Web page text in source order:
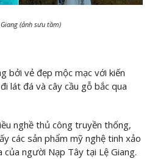
(ảnh sưu tầm)
bởi vẻ đẹp mộc mạc với kiến
lát đá và cây cầu gỗ bắc qua
nghề thủ công truyền thống,
các sản phẩm mỹ nghệ tinh xảo
của người Nạp Tây tại Lệ Giang.